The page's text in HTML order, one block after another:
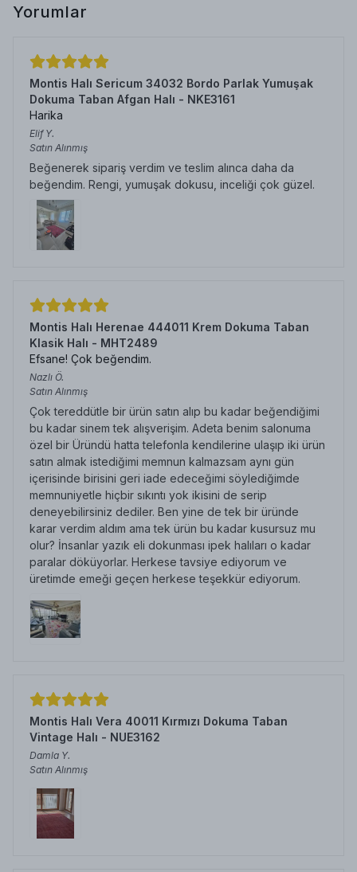
Yorumlar
Montis Halı Sericum 34032 Bordo Parlak Yumuşak
Dokuma Taban Afgan Halı - NKE3161
Harika
Elif Y.
Satın Alınmış
Beğenerek sipariş verdim ve teslim alınca daha da
beğendim. Rengi, yumuşak dokusu, inceliği çok güzel.
Montis Halı Herenae 444011 Krem Dokuma Taban
Klasik Halı - MHT2489
Efsane! Çok beğendim.
Nazlı Ö.
Satın Alınmış
Çok tereddütle bir ürün satın alıp bu kadar beğendiğimi
bu kadar sinem tek alışverişim. Adeta benim salonuma
özel bir Üründü hatta telefonla kendilerine ulaşıp iki ürün
satın almak istediğimi memnun kalmazsam aynı gün
içerisinde birisini geri iade edeceğimi söylediğimde
memnuniyetle hiçbir sıkıntı yok ikisini de serip
deneyebilirsiniz dediler. Ben yine de tek bir üründe
karar verdim aldım ama tek ürün bu kadar kusursuz mu
olur? İnsanlar yazık eli dokunması ipek halıları o kadar
paralar döküyorlar. Herkese tavsiye ediyorum ve
üretimde emeği geçen herkese teşekkür ediyorum.
Montis Halı Vera 40011 Kırmızı Dokuma Taban
Vintage Halı - NUE3162
Damla Y.
Satın Alınmış